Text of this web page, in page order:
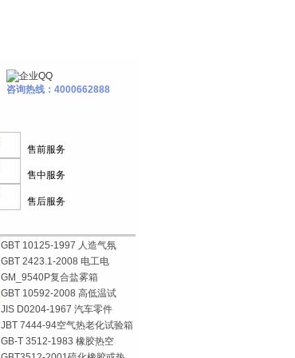
咨询热线：4000662888
售前服务
售中服务
售后服务
GBT 10125-1997 人造气氛
GBT 2423.1-2008 电工电
GM_9540P复合盐雾箱
GBT 10592-2008 高低温试
JIS D0204-1967 汽车零件
JBT 7444-94空气热老化试验箱
GB-T 3512-1983 橡胶热空